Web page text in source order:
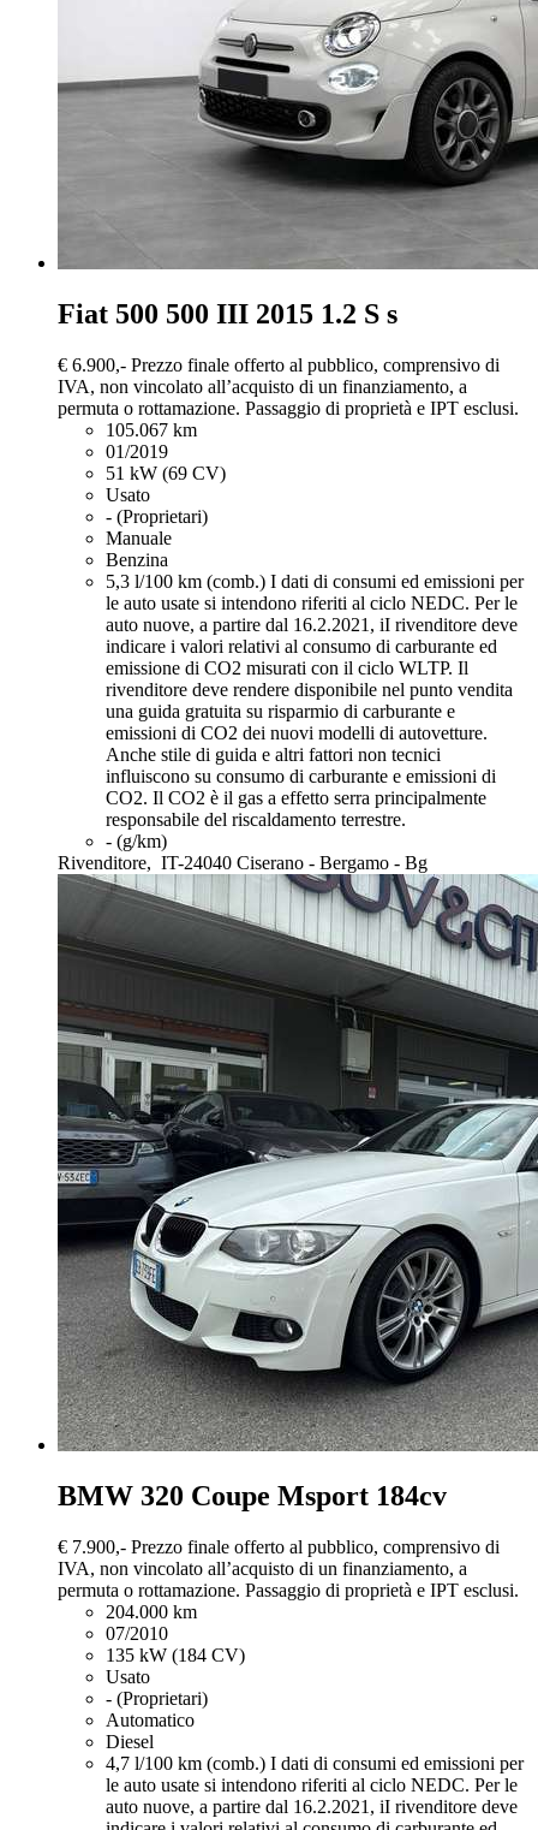
Fiat 500 500 III 2015 1.2 S s
€ 6.900,- Prezzo finale offerto al pubblico, comprensivo di
IVA, non vincolato all’acquisto di un finanziamento, a
permuta o rottamazione. Passaggio di proprietà e IPT esclusi.
105.067 km
01/2019
51 kW (69 CV)
Usato
- (Proprietari)
Manuale
Benzina
5,3 l/100 km (comb.) I dati di consumi ed emissioni per
le auto usate si intendono riferiti al ciclo NEDC. Per le
auto nuove, a partire dal 16.2.2021, iI rivenditore deve
indicare i valori relativi al consumo di carburante ed
emissione di CO2 misurati con il ciclo WLTP. Il
rivenditore deve rendere disponibile nel punto vendita
una guida gratuita su risparmio di carburante e
emissioni di CO2 dei nuovi modelli di autovetture.
Anche stile di guida e altri fattori non tecnici
influiscono su consumo di carburante e emissioni di
CO2. Il CO2 è il gas a effetto serra principalmente
responsabile del riscaldamento terrestre.
- (g/km)
Rivenditore, IT-24040 Ciserano - Bergamo - Bg
BMW 320 Coupe Msport 184cv
€ 7.900,- Prezzo finale offerto al pubblico, comprensivo di
IVA, non vincolato all’acquisto di un finanziamento, a
permuta o rottamazione. Passaggio di proprietà e IPT esclusi.
204.000 km
07/2010
135 kW (184 CV)
Usato
- (Proprietari)
Automatico
Diesel
4,7 l/100 km (comb.) I dati di consumi ed emissioni per
le auto usate si intendono riferiti al ciclo NEDC. Per le
auto nuove, a partire dal 16.2.2021, iI rivenditore deve